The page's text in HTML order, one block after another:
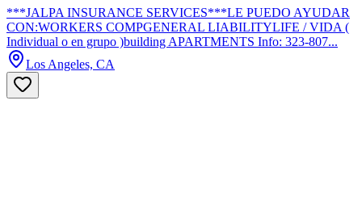
***JALPA INSURANCE SERVICES***LE PUEDO AYUDAR
CON:WORKERS COMPGENERAL LIABILITYLIFE / VIDA (
Individual o en grupo )building APARTMENTS Info: 323-807...
Los Angeles, CA